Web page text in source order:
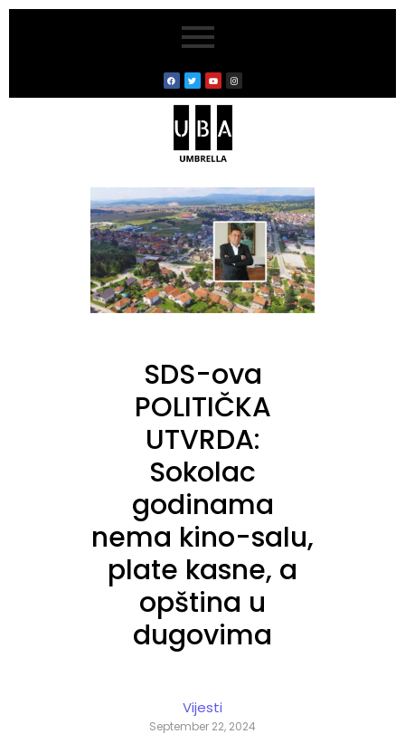
SDS-ova
POLITIČKA
UTVRDA:
Sokolac
godinama
nema kino-salu,
plate kasne, a
opština u
dugovima
Vijesti
September 22, 2024